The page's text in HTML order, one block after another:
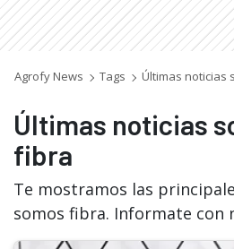
Agrofy News Tags Últimas noticias
Últimas noticias
fibra
Te mostramos las
somos fibra. Informate con